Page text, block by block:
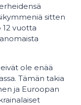
sitten
vuotta
ole enää
Tämän takia
ja Euroopan